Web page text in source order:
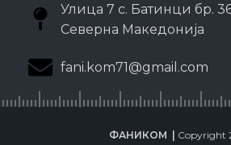
Улица 7 с. Батинци бр.
Северна Македонија
fani.kom71@gmail.com
ФАНИКОМ | Copyright